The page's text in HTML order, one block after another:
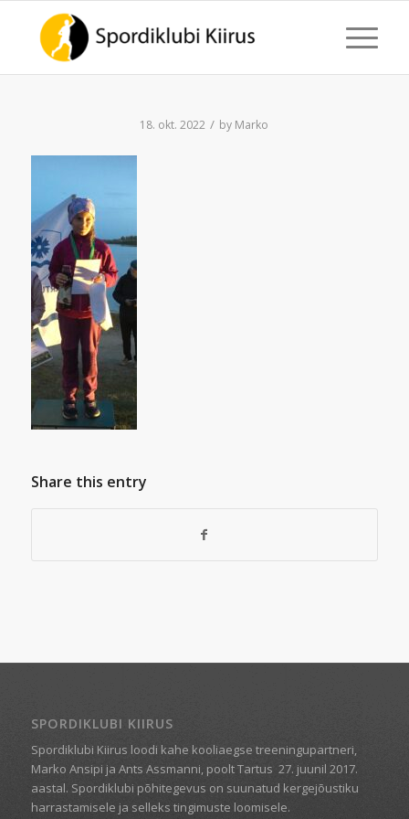
18. okt. 2022 / by Marko
Share this entry
SPORDIKLUBI KIIRUS
Spordiklubi Kiirus loodi kahe kooliaegse treeningupartneri,
Marko Ansipi ja Ants Assmanni, poolt Tartus 27. juunil 2017.
aastal. Spordiklubi põhitegevus on suunatud kergejõustiku
harrastamisele ja selleks tingimuste loomisele.